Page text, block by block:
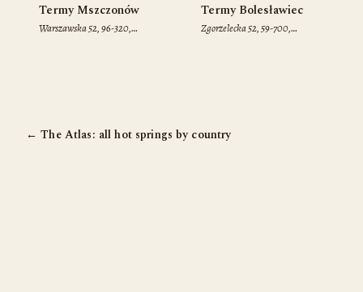
Termy Mszczonów
Warszawska 52, 96-320,
Termy Bolesławiec
Zgorzelecka 52, 59-700,
← The Atlas: all hot springs by country